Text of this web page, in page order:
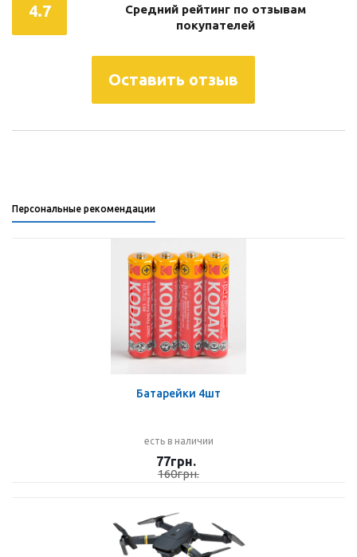
4.7
Средний рейтинг по отзывам
покупателей
Оставить отзыв
Персональные рекомендации
Батарейки 4шт
есть в наличии
77грн.
160грн.